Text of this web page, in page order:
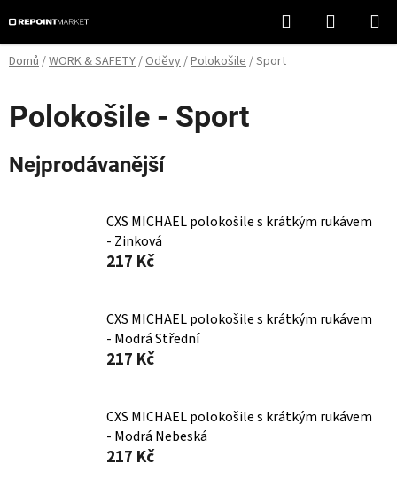
na
obsah
Hledat
KOŠÍK
Domů/WORK & SAFETY/Oděvy/Polokošile/Sport
Polokošile - Sport
Nejprodávanější
CXS MICHAEL polokošile s krátkým rukávem
- Zinková
217 Kč
CXS MICHAEL polokošile s krátkým rukávem
- Modrá Střední
217 Kč
CXS MICHAEL polokošile s krátkým rukávem
- Modrá Nebeská
217 Kč